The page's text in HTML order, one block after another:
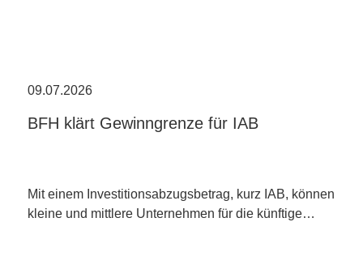
09.07.2026
BFH klärt Gewinngrenze für IAB
Mit einem Investitionsabzugsbetrag, kurz IAB, können
kleine und mittlere Unternehmen für die künftige…